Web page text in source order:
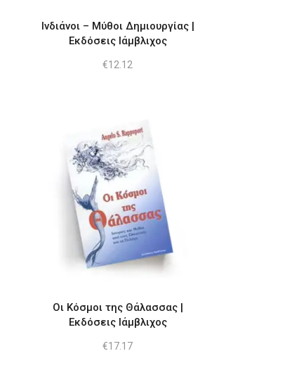
Ινδιάνοι – Μύθοι Δημιουργίας |
Εκδόσεις Ιάμβλιχος
€12.12
Οι Κόσμοι της Θάλασσας |
Εκδόσεις Ιάμβλιχος
€17.17